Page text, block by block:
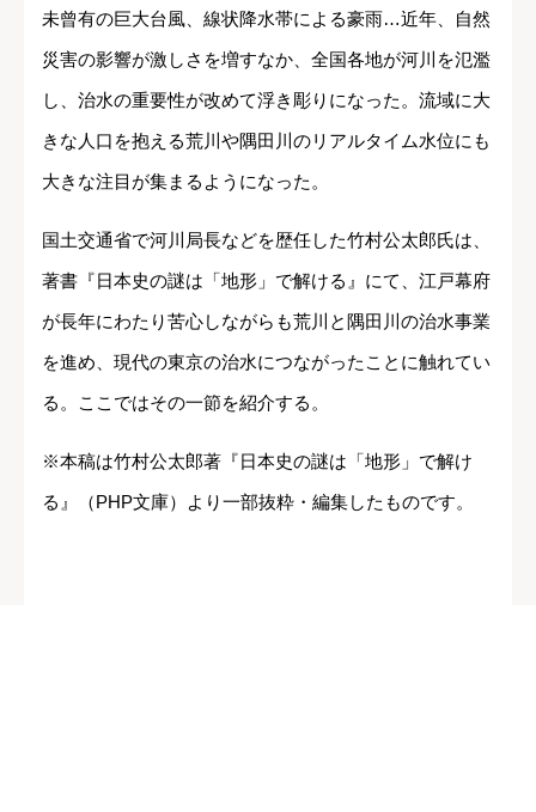
未曾有の巨大台風、線状降水帯による豪雨…近年、自然
災害の影響が激しさを増すなか、全国各地が河川を氾濫
し、治水の重要性が改めて浮き彫りになった。流域に大
きな人口を抱える荒川や隅田川のリアルタイム水位にも
大きな注目が集まるようになった。
国土交通省で河川局長などを歴任した竹村公太郎氏は、
著書『日本史の謎は「地形」で解ける』にて、江戸幕府
が長年にわたり苦心しながらも荒川と隅田川の治水事業
を進め、現代の東京の治水につながったことに触れてい
る。ここではその一節を紹介する。
※本稿は竹村公太郎著『日本史の謎は「地形」で解け
る』（PHP文庫）より一部抜粋・編集したものです。